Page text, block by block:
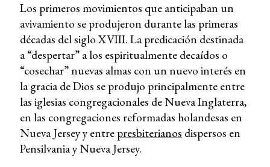
Los primeros movimientos que anticipaban un
avivamiento se produjeron durante las primeras
décadas del siglo XVIII. La predicación destinada
a “despertar” a los espiritualmente decaídos o
“cosechar” nuevas almas con un nuevo interés en
la gracia de Dios se produjo principalmente entre
las iglesias congregacionales de Nueva Inglaterra,
en las congregaciones reformadas holandesas en
Nueva Jersey y entre presbiterianos dispersos en
Pensilvania y Nueva Jersey.